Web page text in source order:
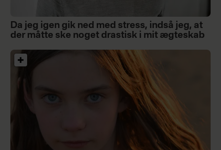
Da jeg igen gik ned med stress, indså jeg, at
der måtte ske noget drastisk i mit ægteskab